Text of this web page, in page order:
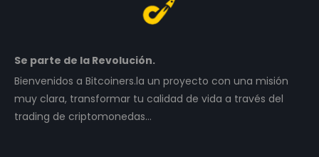
Se parte de la Revolución.
Bienvenidos a Bitcoiners.la un proyecto con una misión
muy clara, transformar tu calidad de vida a través del
trading de criptomonedas…